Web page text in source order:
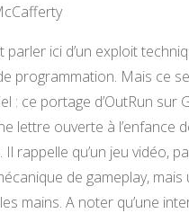
ici d’un exploit
programmation. Mais ce
: ce portage d’OutRun sur
lettre ouverte à l’enfance
rappelle qu’un jeu vidéo,
de gameplay, mais
mains. A noter qu’une